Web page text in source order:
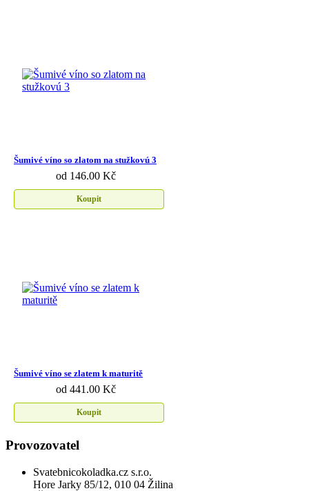
Šumivé víno so zlatom na stužkovú 3
od 146.00 Kč
Koupit
Šumivé víno se zlatem k maturitě
od 441.00 Kč
Koupit
Provozovatel
Svatebnicokoladka.cz s.r.o.
Hore Jarky 85/12, 010 04 Žilina